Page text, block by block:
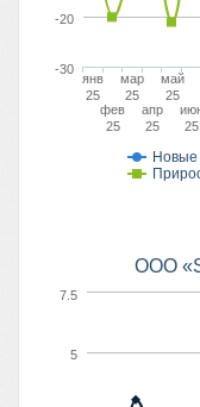
янв
25
фев
25
мар
25
апр
25
май
25
25
-30
-20
OOO
5
7.5